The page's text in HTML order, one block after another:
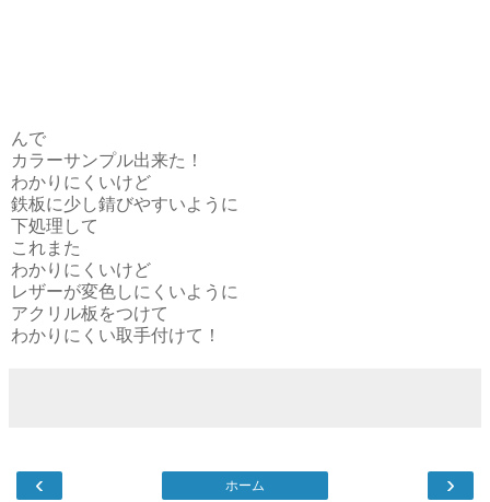
んで
カラーサンプル出来た！
わかりにくいけど
鉄板に少し錆びやすいように
下処理して
これまた
わかりにくいけど
レザーが変色しにくいように
アクリル板をつけて
わかりにくい取手付けて！
‹ ›
ホーム